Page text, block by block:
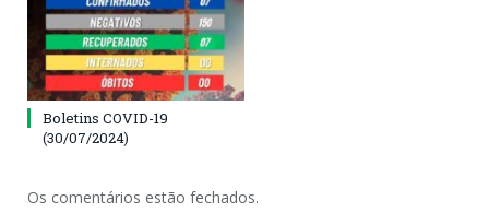
Boletins COVID-19
(30/07/2024)
Os comentários estão fechados.